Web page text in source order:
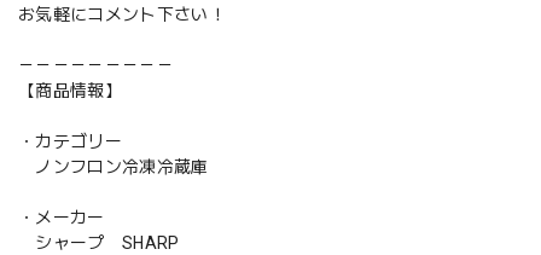
お気軽にコメント下さい！
－－－－－－－－－
【商品情報】
・カテゴリー
ノンフロン冷凍冷蔵庫
・メーカー
シャープ SHARP